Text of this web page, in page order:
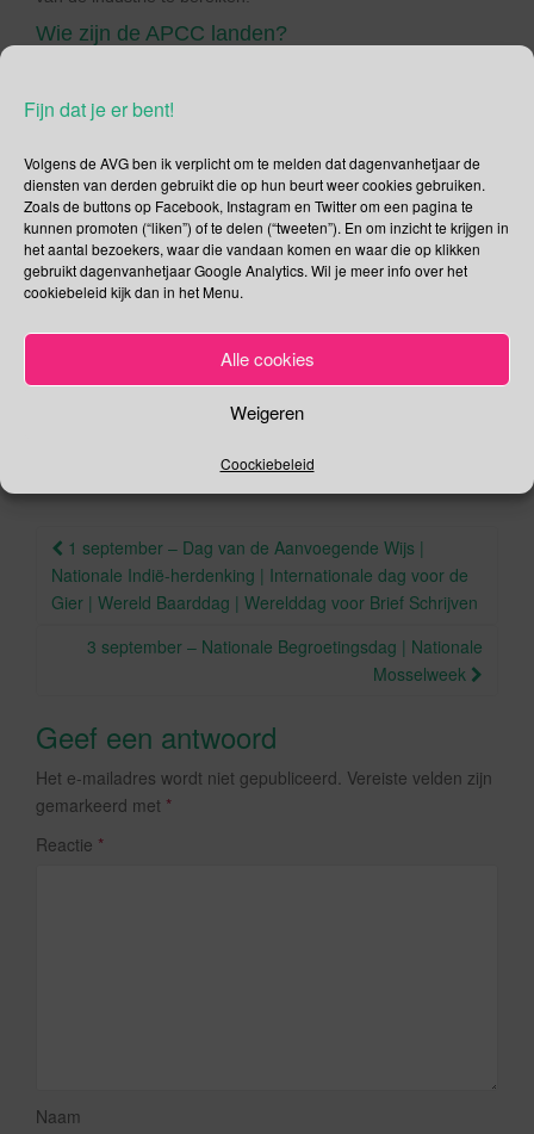
Fijn dat je er bent!
Volgens de AVG ben ik verplicht om te melden dat dagenvanhetjaar de
diensten van derden gebruikt die op hun beurt weer cookies gebruiken.
Zoals de buttons op Facebook, Instagram en Twitter om een pagina te
kunnen promoten (“liken”) of te delen (“tweeten”). En om inzicht te krijgen in
het aantal bezoekers, waar die vandaan komen en waar die op klikken
gebruikt dagenvanhetjaar Google Analytics. Wil je meer info over het
cookiebeleid kijk dan in het Menu.
Alle cookies
Weigeren
Coockiebeleid
Wie zijn de APCC landen?
Papoea-Nieuw-Guinea, Filippijnen, Samoa,
Vietnam. Jamaica en Kenia zijn geassocieerde leden van de
APCC.Japan
Deel dit bericht
F
a
c
o
o
k
T
wi
tt
APCC landen,European Food Safety Authority
Japan,kokosnoot,UNESCAP. Permalink.
Berichtnavigatie
1 september – Dag van de Aanvoegende Wijs |
Nationale Indië-herdenking | Internationale dag voor de
Gier | Wereld Baarddag | Werelddag voor Brief Schrijven
3 september – Nationale Begroetingsdag | Nationale
Mosselweek
Geef een antwoord
Het e-mailadres wordt niet gepubliceerd. Vereiste velden zijn
gemarkeerd met *
Reactie *
Naam